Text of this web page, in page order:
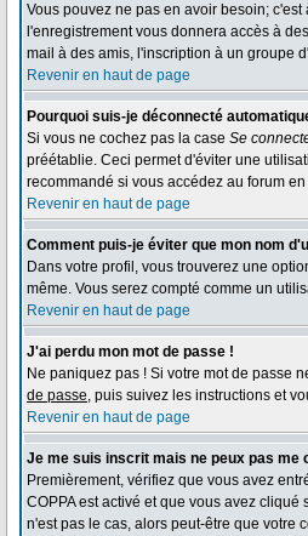
Vous pouvez ne pas en avoir besoin;
l'enregistrement vous donnera accès à
mail à des amis, l'inscription à un groupe
Revenir en haut de page
Pourquoi suis-je déconnecté
Si vous ne cochez pas la case Se
préétablie. Ceci permet d'éviter une
recommandé si vous accédez au forum
Revenir en haut de page
Comment puis-je éviter que mon nom
Dans votre profil, vous trouverez une
même. Vous serez compté comme un
Revenir en haut de page
J'ai perdu mon mot de passe !
Ne paniquez pas ! Si votre mot de passe
de passe, puis suivez les instructions et
Revenir en haut de page
Je me suis inscrit mais ne peux pas me
Premièrement, vérifiez que vous avez
COPPA est activé et que vous avez cliqué
n'est pas le cas, alors peut-être que votre